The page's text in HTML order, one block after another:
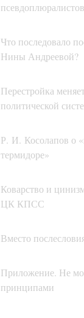
псевдоплюралистов
Что последовало
Нины Андреевой?
Перестройка
политической
Р. И. Косолапов о
термидоре»
Коварство и
ЦК КПСС
Вместо
Приложение. Не
принципами